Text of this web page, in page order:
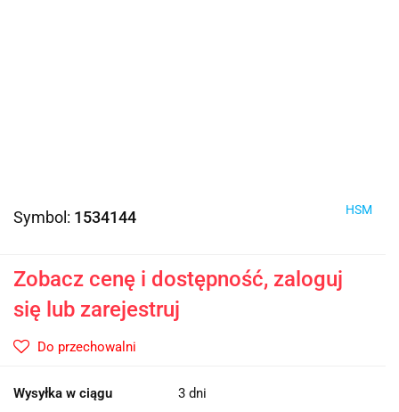
Symbol: 1534144 HSM
Zobacz cenę i dostępność, zaloguj
się lub zarejestruj
Do przechowalni
Wysyłka w ciągu 3 dni